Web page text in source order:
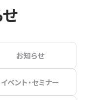
お知らせ
イベント・セミナー